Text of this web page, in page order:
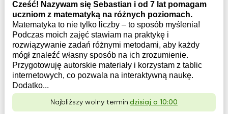
Cześć! Nazywam się Sebastian i od 7 lat pomagam
uczniom z matematyką na różnych poziomach.
Matematyka to nie tylko liczby – to sposób myślenia!
Podczas moich zajęć stawiam na praktykę i
rozwiązywanie zadań różnymi metodami, aby każdy
mógł znaleźć własny sposób na ich zrozumienie.
Przygotowuję autorskie materiały i korzystam z tablic
internetowych, co pozwala na interaktywną naukę.
Dodatko...
Najbliższy wolny termin:dzisiaj o 10:00